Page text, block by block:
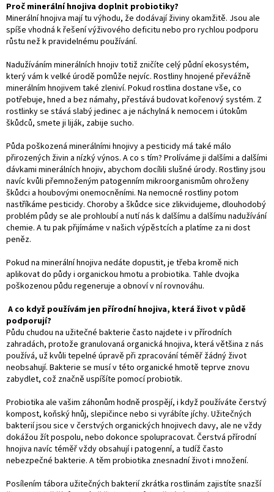
Proč minerální hnojiva doplnit probiotiky?
Minerální hnojiva mají tu výhodu, že dodávají živiny okamžitě. Jsou ale
spíše vhodná k řešení výživového deficitu nebo pro rychlou podporu
růstu než k pravidelnému používání.
Nadužíváním minerálních hnojiv totiž zničíte celý půdní ekosystém,
který vám k velké úrodě pomůže nejvíc. Rostliny hnojené převážně
minerálním hnojivem také zleniví. Pokud rostlina dostane vše, co
potřebuje, hned a bez námahy, přestává budovat kořenový systém. Z
rostlinky se stává slabý jedinec a je náchylná k nemocem i útokům
škůdců, smete ji liják, zabije sucho.
Půda poškozená minerálními hnojivy a pesticidy má také málo
přirozených živin a nízký výnos. A co s tím? Prolíváme ji dalšími a dalšími
dávkami minerálních hnojiv, abychom docílili slušné úrody. Rostliny jsou
navíc kvůli přemnoženým patogenním mikroorganismům ohroženy
škůdci a houbovými onemocněními. Na nemocné rostliny potom
nastříkáme pesticidy. Choroby a škůdce sice zlikvidujeme, dlouhodobý
problém půdy se ale prohloubí a nutí nás k dalšímu a dalšímu nadužívání
chemie. A tu pak přijímáme v našich výpěstcích a platíme za ni dost
peněz.
Pokud na minerální hnojiva nedáte dopustit, je třeba kromě nich
aplikovat do půdy i organickou hmotu a probiotika. Tahle dvojka
poškozenou půdu regeneruje a obnoví v ní rovnováhu.
A co když používám jen přírodní hnojiva, která život v půdě
podporují?
Půdu chudou na užitečné bakterie často najdete i v přírodních
zahradách, protože granulovaná organická hnojiva, která většina z nás
používá, už kvůli tepelné úpravě při zpracování téměř žádný život
neobsahují. Bakterie se musí v této organické hmotě teprve znovu
zabydlet, což značně uspíšíte pomocí probiotik.
Probiotika ale vašim záhonům hodně prospějí, i když používáte čerstvý
kompost, koňský hnůj, slepičince nebo si vyrábíte jíchy. Užitečných
bakterií jsou sice v čerstvých organických hnojivech davy, ale ne vždy
dokážou žít pospolu, nebo dokonce spolupracovat. Čerstvá přírodní
hnojiva navíc téměř vždy obsahují i patogenní, a tudíž často
nebezpečné bakterie. A těm probiotika znesnadní život i množení.
Posílením tábora užitečných bakterií zkrátka rostlinám zajistíte snazší